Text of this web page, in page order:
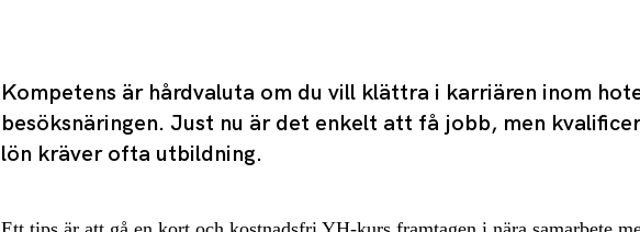
Kompetens är hårdvaluta om du vill klättra i karriären inom
besöksnäringen. Just nu är det enkelt att få jobb, men
lön kräver ofta utbildning.